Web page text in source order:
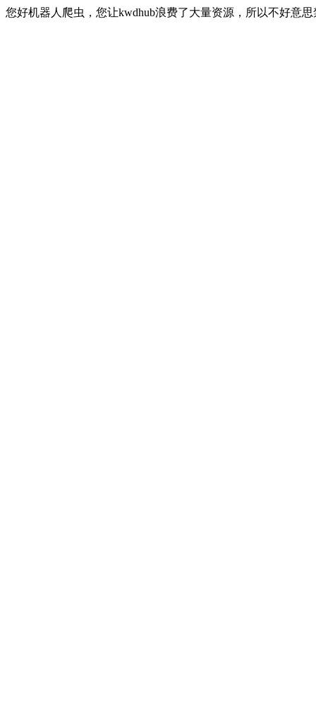
您好机器人爬虫，您让kwdhub浪费了大量资源，所以不好意